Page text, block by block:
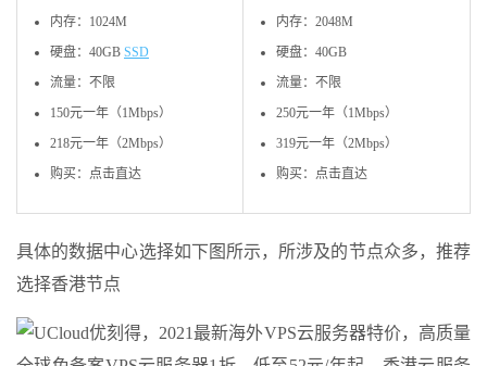
内存：1024M
硬盘：40GB SSD
流量：不限
150元一年（1Mbps）
218元一年（2Mbps）
购买：点击直达
内存：2048M
硬盘：40GB
流量：不限
250元一年（1Mbps）
319元一年（2Mbps）
购买：点击直达
具体的数据中心选择如下图所示，所涉及的节点众多，推荐
选择香港节点